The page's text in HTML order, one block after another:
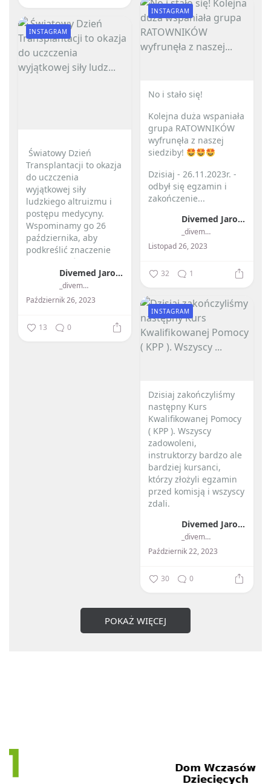
No i stało się! ️
Kolejna duża wspaniała
grupa RATOWNIKÓW
wyfrunęła z naszej
siedziby!
Dzisiaj - 26.11.2023r. -
odbył się egzamin i
zakończenie...
Divemed Jarosław Przybylski
_divemed_
Listopad 26, 2023
INSTAGRAM
32 1
️ Światowy Dzień
Transplantacji to okazja
do uczczenia
wyjątkowej siły
ludzkiego altruizmu i
postępu medycyny. ️
Wspominamy go 26
października, aby
podkreślić znaczenie
przeszczepów...
Divemed Jarosław Przybylski
_divemed_
Październik 26, 2023
INSTAGRAM
13 0
Dzisiaj zakończyliśmy
następny Kurs
Kwalifikowanej Pomocy
( KPP ). Wszyscy
zadowoleni,
instruktorzy bardzo ale
bardziej kursanci,
którzy złożyli egzamin
przed komisją i wszyscy
zdali.
Divemed Jarosław Przybylski
_divemed_
Październik 22, 2023
INSTAGRAM
30 0
POKAŻ WIĘCEJ